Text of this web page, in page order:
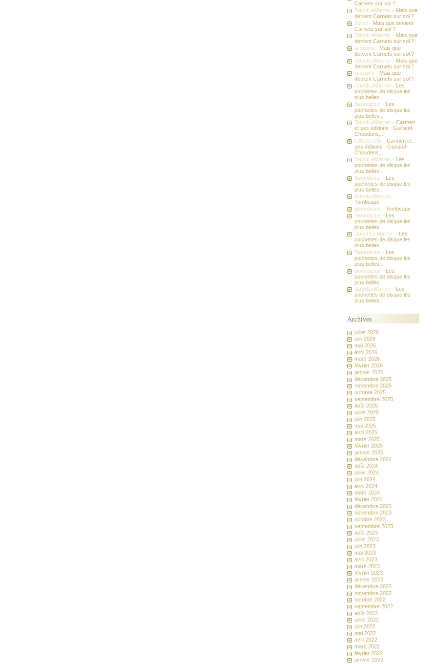
Carnets sur sol ?
DavidLeMarrec - Mais que
devient Carnets sur sol ?
Julien - Mais que devient
Carnets sur sol ?
DavidLeMarrec - Mais que
devient Carnets sur sol ?
la souris - Mais que
devient Carnets sur sol ?
DavidLeMarrec - Mais que
devient Carnets sur sol ?
la souris - Mais que
devient Carnets sur sol ?
DavidLeMarrec - Les
pochettes de disque les
plus belles...
Benedictus - Les
pochettes de disque les
plus belles...
DavidLeMarrec -Carmen
et ses éditions : Guiraud-
Choudens,...
CACOTON -Carmen et
ses éditions : Guiraud-
Choudens,...
DavidLeMarrec - Les
pochettes de disque les
plus belles...
Benedictus - Les
pochettes de disque les
plus belles...
DavidLeMarrec -
Tombeaux
Benedictus -Tombeaux
Benedictus - Les
pochettes de disque les
plus belles...
David Le Marrec -
Les
pochettes de disque les
plus belles...
Benedictus - Les
pochettes de disque les
plus belles...
Benedictus - Les
pochettes de disque les
plus belles...
DavidLeMarrec -
Les
pochettes de disque les
plus belles...
Archives
juillet 2026
juin 2026
mai 2026
avril 2026
mars 2026
février 2026
janvier 2026
décembre 2025
novembre 2025
octobre 2025
septembre 2025
août 2025
juillet 2025
juin 2025
mai 2025
avril 2025
mars 2025
février 2025
janvier 2025
décembre 2024
août 2024
juillet 2024
juin 2024
avril 2024
mars 2024
février 2024
décembre 2023
novembre 2023
octobre 2023
septembre 2023
août 2023
juillet 2023
juin 2023
mai 2023
avril 2023
mars 2023
février 2023
janvier 2023
décembre 2022
novembre 2022
octobre 2022
septembre 2022
août 2022
juillet 2022
juin 2022
mai 2022
avril 2022
mars 2022
février 2022
janvier 2022